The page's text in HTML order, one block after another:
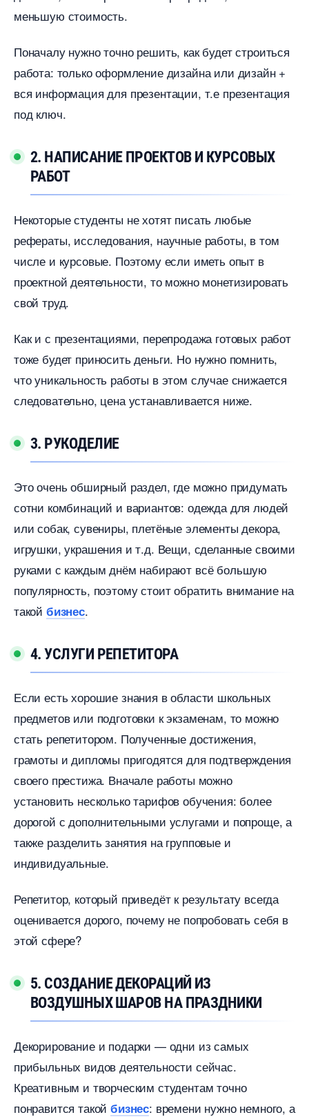
меньшую стоимость.
Поначалу нужно точно решить, как будет строиться
работа: только оформление дизайна или дизайн +
ся информация для презентации, т.е презентация
под ключ.
2. НАПИСАНИЕ ПРОЕКТОВ И КУРСОВЫХ
РАБОТ
Некоторые студенты не хотят писать любые
рефераты, исследования, научные работы, в том
числе и курсовые. Поэтому если иметь опыт
проектной деятельности, то можно монетизировать
свой труд.
Как и с презентациями, перепродажа готовых работ
тоже будет приносить деньги. Но нужно помнить,
что уникальность работы в этом случае снижается
следовательно, цена устанавливается ниже.
3. РУКОДЕЛИЕ
Это очень обширный раздел, где можно придумать
сотни комбинаций и вариантов: одежда для людей
или собак, сувениры, плетёные элементы декора,
игрушки, украшения и т.д. Вещи, сделанные своими
руками с каждым днём набирают всё большую
популярность, поэтому стоит обратить внимание на
такой изнес.
4. УСЛУГИ РЕПЕТИТОРА
Если есть хорошие знания в области школьных
предметов или подготовки к экзаменам, то можно
стать репетитором. Полученные достижения,
рамоты и дипломы пригодятся для подтверждения
своего престижа. Вначале работы можно
установить несколько тарифов обучения: более
дорогой с дополнительными услугами и попроще, а
также разделить занятия на групповые и
индивидуальные.
Репетитор, который приведёт к результату всегда
оценивается дорого, почему не попробовать себя
этой сфере?
5. СОЗДАНИЕ ДЕКОРАЦИЙ ИЗ
ОЗДУШНЫХ ШАРОВ НА ПРАЗДНИКИ
Декорирование и подарки — одни из самых
прибыльных видов деятельности сейчас.
Креативным и творческим студентам точно
понравится такойизнес: времени нужно немного, а